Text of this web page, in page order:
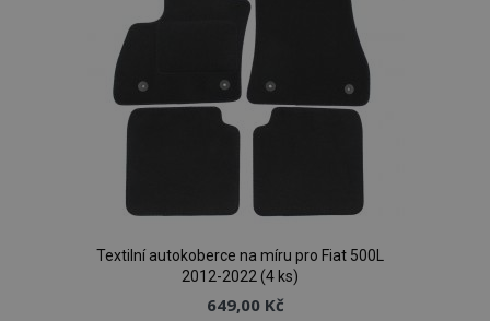
Textilní autokoberce na míru pro Fiat 500L
2012-2022 (4 ks)
649,00 Kč